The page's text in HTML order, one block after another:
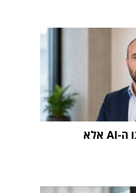
"האתגר הגדול אינו ה-AI אלא